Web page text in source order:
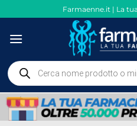
ai
contenuti
Farmaenne.it | La
Ricerca
prodotti